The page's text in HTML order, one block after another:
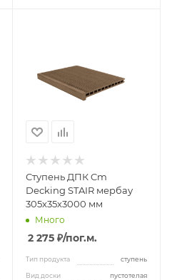
Ступень ДПК Cm
Decking STAIR мербау
305х35х3000 мм
Много
2 275 ₽/пог.м.
Тип продукта ступень
Вид доски пустотелая